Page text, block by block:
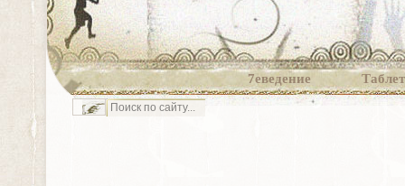
7еведение